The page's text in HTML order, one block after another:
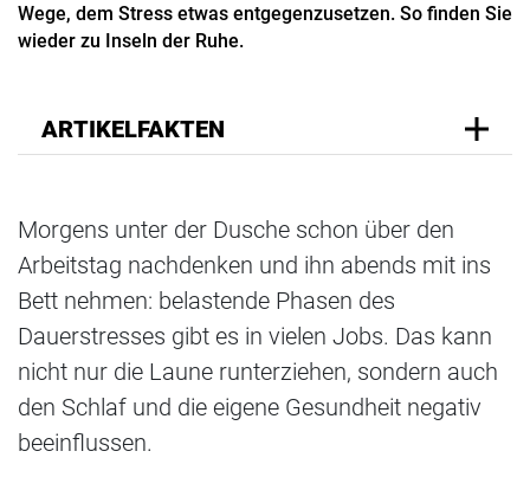
Wege, dem Stress etwas entgegenzusetzen. So finden Sie
wieder zu Inseln der Ruhe.
ARTIKELFAKTEN
Morgens unter der Dusche schon über den
Arbeitstag nachdenken und ihn abends mit ins
Bett nehmen: belastende Phasen des
Dauerstresses gibt es in vielen Jobs. Das kann
nicht nur die Laune runterziehen, sondern auch
den Schlaf und die eigene Gesundheit negativ
beeinflussen.